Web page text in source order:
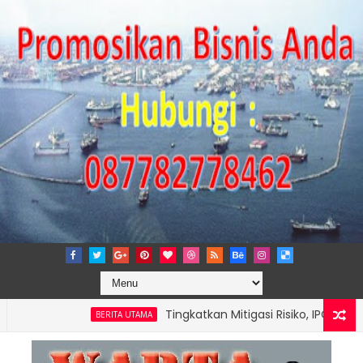
BERITA UTAMA
Tingkatkan Mitigasi Risiko, IPC TPK Resmi
KAPASITAS TPK NILAM MELALUI PENAMBAHAN E-RTG RAMAH